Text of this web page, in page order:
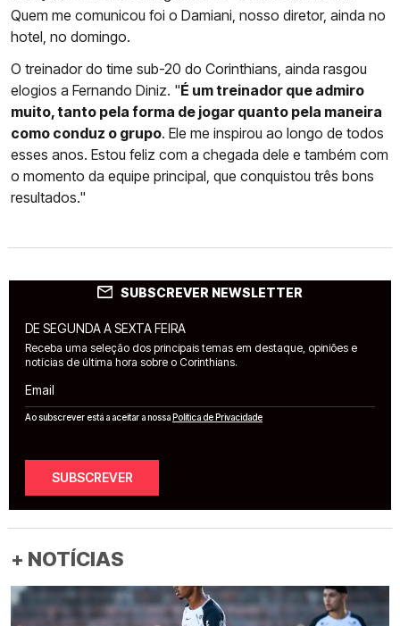
Quem me comunicou foi o Damiani, nosso diretor, ainda no
hotel, no domingo.
O treinador do time sub-20 do Corinthians, ainda rasgou
elogios a Fernando Diniz. "É um treinador que admiro
muito, tanto pela forma de jogar quanto pela maneira
como conduz o grupo. Ele me inspirou ao longo de todos
esses anos. Estou feliz com a chegada dele e também com
o momento da equipe principal, que conquistou três bons
resultados."
SUBSCREVER NEWSLETTER
DE SEGUNDA A SEXTA FEIRA
Receba uma seleção dos principais temas em destaque, opiniões e
notícias de última hora sobre o Corinthians.
Email
Ao subscrever está a aceitar a nossaPolítica de Privacidade
SUBSCREVER
+ NOTÍCIAS